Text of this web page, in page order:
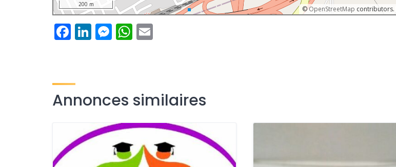
©OpenStreetMap contributors.
200 m
Facebook
LinkedIn
Messenger
WhatsApp
Annonces similaires